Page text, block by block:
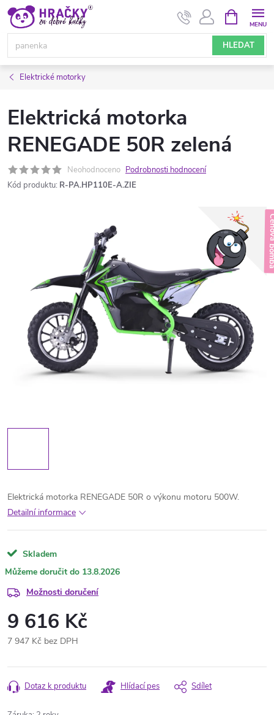
Přejít
obsah
HLEDAT
NÁKUPNÍ
KOŠÍK
Elektrické motorky
Elektrická motorka
RENEGADE 50R zelená
Neohodnoceno Podrobnosti hodnocení
Kód produktu: R-PA.HP110E-A.ZIE
Elektrická motorka RENEGADE 50R o výkonu motoru 500W.
Detailní informace
Skladem
13.8.2026
Možnosti doručení
9 616 Kč
7 947 Kč bez DPH
cena:
Dotaz k produktu Hlídací pes Sdílet